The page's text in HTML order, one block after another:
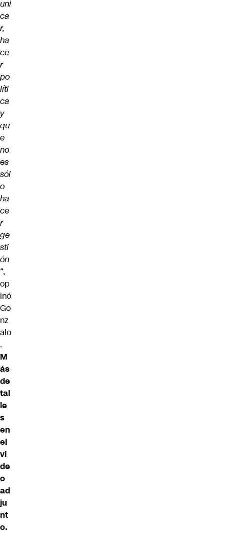
uni
ca
r,
ha
ce
r
po
líti
ca
y
qu
e
no
es
sól
o
ha
ce
r
ge
sti
ón
“,
op
inó
Go
nz
alo
.
M
ás
de
tal
le
s
en
el
vi
de
o
ad
ju
nt
o.